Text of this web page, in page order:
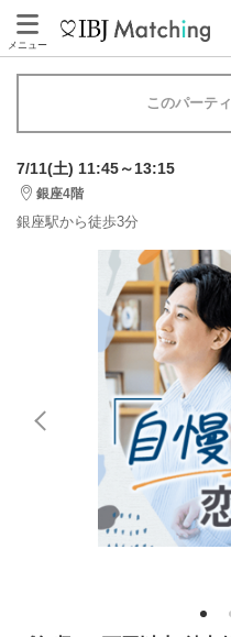
メニュー
このパーテ
7/11(土) 11:45～13:15
銀座4階
銀座駅から徒歩3分
1